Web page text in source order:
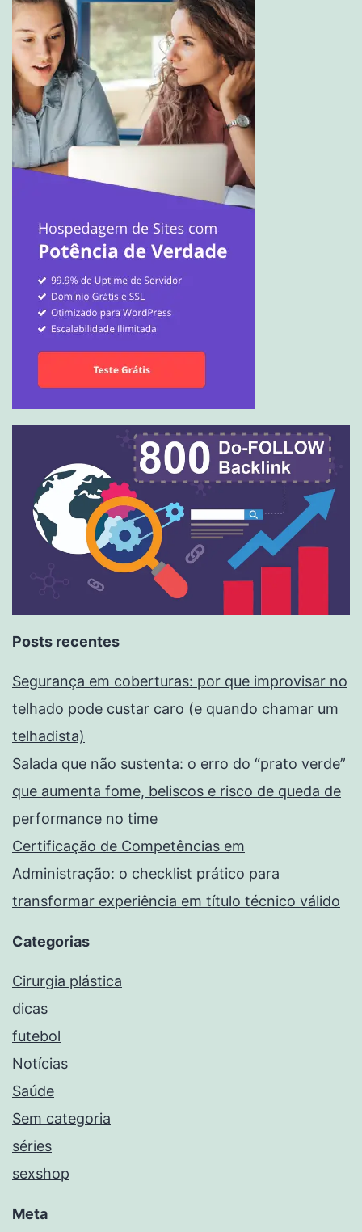
Posts recentes
Segurança em coberturas: por que improvisar no
telhado pode custar caro (e quando chamar um
telhadista)
Salada que não sustenta: o erro do “prato verde”
que aumenta fome, beliscos e risco de queda de
performance no time
Certificação de Competências em
Administração: o checklist prático para
transformar experiência em título técnico válido
Categorias
Cirurgia plástica
dicas
futebol
Notícias
Saúde
Sem categoria
séries
sexshop
Meta